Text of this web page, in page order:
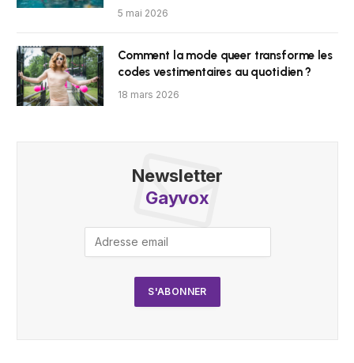
5 mai 2026
Comment la mode queer transforme les
codes vestimentaires au quotidien ?
18 mars 2026
Newsletter
Gayvox